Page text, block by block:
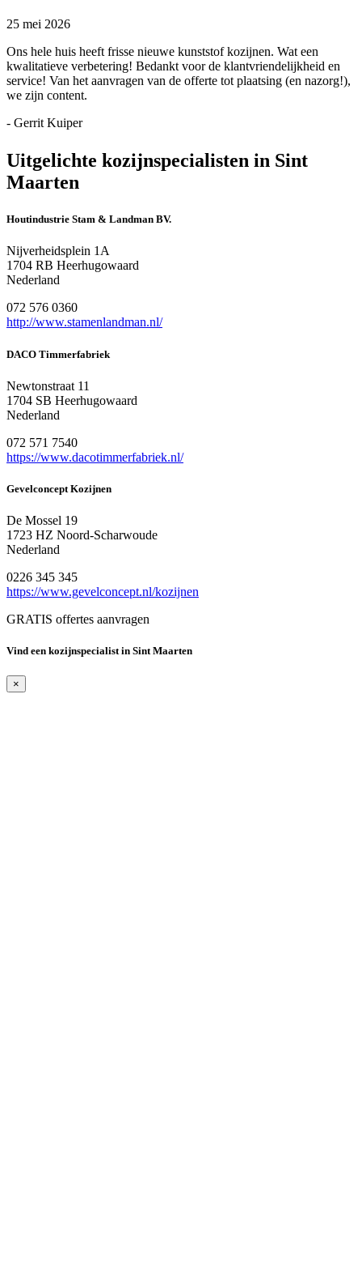
25 mei 2026
Ons hele huis heeft frisse nieuwe kunststof kozijnen. Wat een
kwalitatieve verbetering! Bedankt voor de klantvriendelijkheid en
service! Van het aanvragen van de offerte tot plaatsing (en nazorg!),
we zijn content.
- Gerrit Kuiper
Uitgelichte kozijnspecialisten in Sint
Maarten
Houtindustrie Stam & Landman BV.
Nijverheidsplein 1A
1704 RB Heerhugowaard
Nederland
072 576 0360
http://www.stamenlandman.nl/
DACO Timmerfabriek
Newtonstraat 11
1704 SB Heerhugowaard
Nederland
072 571 7540
https://www.dacotimmerfabriek.nl/
Gevelconcept Kozijnen
De Mossel 19
1723 HZ Noord-Scharwoude
Nederland
0226 345 345
https://www.gevelconcept.nl/kozijnen
GRATIS offertes aanvragen
Vind een kozijnspecialist in Sint Maarten
×